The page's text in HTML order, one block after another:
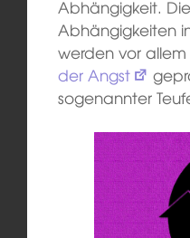
Abhängigkeit.
Abhängigkeiten
werden vor
der Angst
sogenannter